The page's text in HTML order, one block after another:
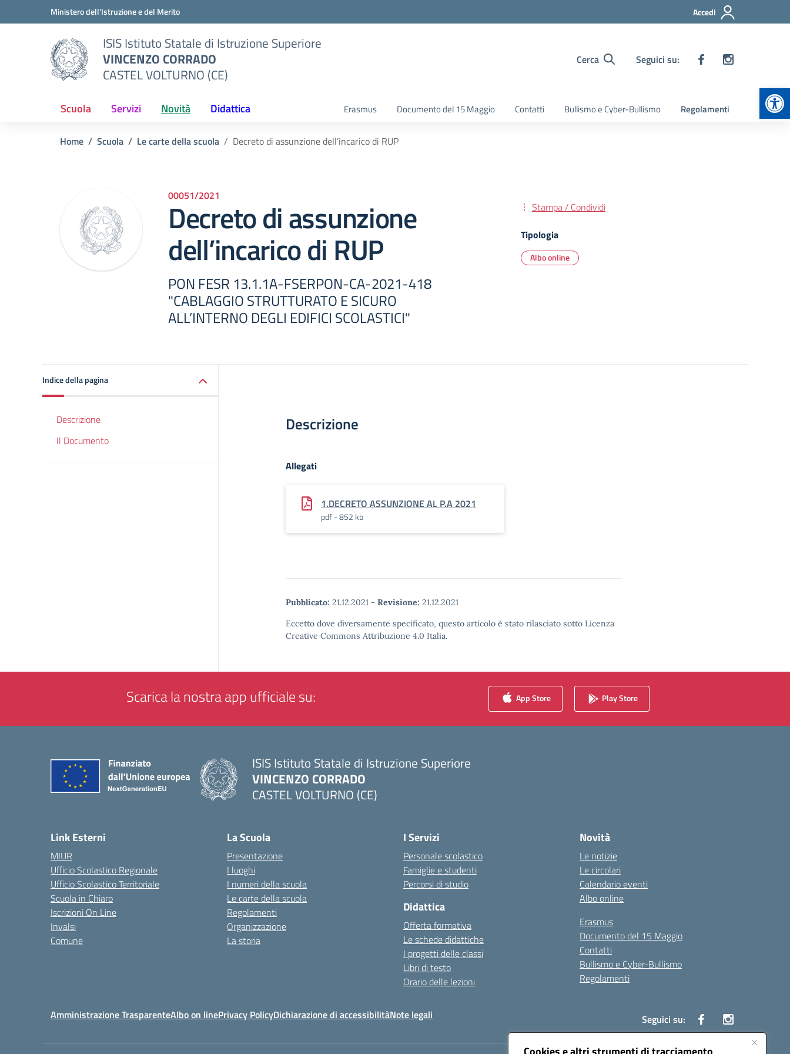
Vai ai contenuti
Vai al menu di navigazioneMinistero dell'Istruzione e del Merito Accedi
ISIS Istituto Statale di Istruzione Superiore
VINCENZO CORRADO
CASTEL VOLTURNO (CE)
Cerca Seguici su:
Scuola Servizi Novità Didattica Erasmus Documento del 15 Maggio Contatti Bullismo e Cyber-Bullismo Regolamenti
Home Scuola Le carte della scuola Decreto di assunzione dell’incarico di RUP
00051/2021
Decreto di assunzione
dell’incarico di RUP
PON FESR 13.1.1A-FSERPON-CA-2021-418
"CABLAGGIO STRUTTURATO E SICURO
ALL’INTERNO DEGLI EDIFICI SCOLASTICI"
Stampa / Condividi
Tipologia
Albo online
Indice della pagina
Descrizione
Il Documento
Descrizione
Allegati
1.DECRETO ASSUNZIONE AL P.A 2021
pdf - 852 kb
Pubblicato: 21.12.2021 - Revisione: 21.12.2021
Eccetto dove diversamente specificato, questo articolo è stato rilasciato sotto Licenza
Creative Commons Attribuzione 4.0 Italia.
Scarica la nostra app ufficiale su: App Store Play Store
ISIS Istituto Statale di Istruzione Superiore
VINCENZO CORRADO
CASTEL VOLTURNO (CE)
Link Esterni
MIUR
Ufficio Scolastico Regionale
Ufficio Scolastico Territoriale
Scuola in Chiaro
Iscrizioni On Line
Invalsi
Comune
La Scuola
Presentazione
I luoghi
I numeri della scuola
Le carte della scuola
Regolamenti
Organizzazione
La storia
I Servizi
Personale scolastico
Famiglie e studenti
Percorsi di studio
Didattica
Offerta formativa
Le schede didattiche
I progetti delle classi
Libri di testo
Orario delle lezioni
Novità
Le notizie
Le circolari
Calendario eventi
Albo online
Erasmus
Documento del 15 Maggio
Contatti
Bullismo e Cyber-Bullismo
Regolamenti
Amministrazione TrasparenteAlbo on linePrivacy PolicyDichiarazione di accessibilitàNote legali Seguici su: